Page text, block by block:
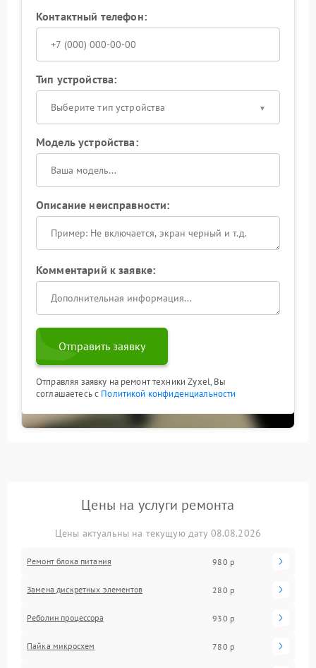
Контактный телефон:
Тип устройства:
Выберите тип устройства
Модель устройства:
Описание неисправности:
Комментарий к заявке:
Отправить заявку
Отправляя заявку на ремонт техники Zyxel, Вы
соглашаетесь с Политикой конфиденциальности
Цены на услуги ремонта
Цены актуальны на текущую дату 08.08.2026
Ремонт блока питания 980 р
Замена дискретных элементов 280 р
Реболин процессора 930 р
Пайка микросхем 780 р